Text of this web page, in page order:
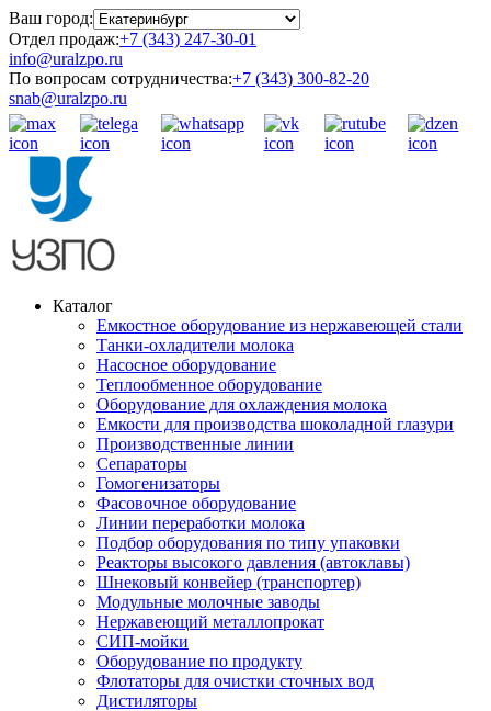
Ваш город:
Отдел продаж:+7 (343) 247-30-01
info@uralzpo.ru
По вопросам сотрудничества:+7 (343) 300-82-20
snab@uralzpo.ru
Каталог
Емкостное оборудование из нержавеющей стали
Танки-охладители молока
Насосное оборудование
Теплообменное оборудование
Оборудование для охлаждения молока
Емкости для производства шоколадной глазури
Производственные линии
Сепараторы
Гомогенизаторы
Фасовочное оборудование
Линии переработки молока
Подбор оборудования по типу упаковки
Реакторы высокого давления (автоклавы)
Шнековый конвейер (транспортер)
Модульные молочные заводы
Нержавеющий металлопрокат
СИП-мойки
Оборудование по продукту
Флотаторы для очистки сточных вод
Дистиляторы